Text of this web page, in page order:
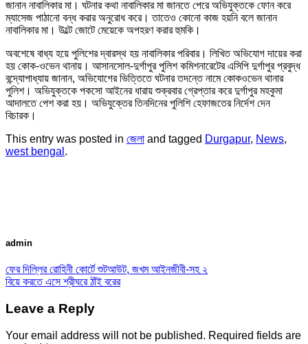
জানান নাবালিকার মা। ঘটনার কথা নাবালিকার মা জানতে পেরে অভিযুক্তকে ফোন করে
ম্যাসেজ পাঠানো বন্ধ করার অনুরোধ করে। তাতেও কোনো কাজ হয়নি বলে জানান
নাবালিকার মা। উল্টে জোটে মেয়েকে অপহরণ করার হুমকি।
অবশেষে বাধ্য হয়ে পুলিশের দ্বারস্থ হয় নাবালিকার পরিবার। লিখিত অভিযোগ দায়ের করা
হয় কোক-ওভেন থানায়। আসানসোল-দুর্গাপুর পুলিশ কমিশনারেটের এসিপি দুর্গাপুর প্রবুদ্ধ
বন্দ্যোপাধ্যায় জানান, অভিযোগের ভিত্তিতে ঘটনার তদন্তে নামে কোকওভেন থানার
পুলিশ। অভিযুক্তকে পকসো আইনের ধারায় শুক্রবার গ্রেপ্তার করে দুর্গাপুর মহকুমা
আদালতে পেশ করা হয়। অভিযুক্তের তিনদিনের পুলিশি হেফাজতের নির্দেশ দেন
বিচারক।
This entry was posted in জেলা and tagged Durgapur, News,
west bengal .
admin
ফের দিল্লির রোহিনী কোর্টে শুটআউট, জখম আইনজীবী-সহ ২
বিয়ে করতে এসে শ্রীঘরে ঠাঁই বরের
Leave a Reply
Your email address will not be published. Required fields are